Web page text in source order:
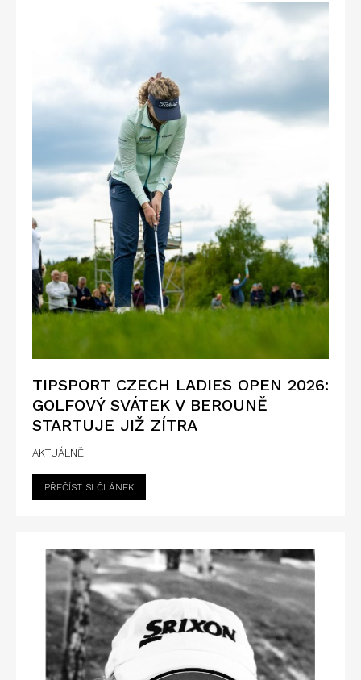
TIPSPORT CZECH LADIES OPEN 2026:
GOLFOVÝ SVÁTEK V BEROUNĚ
STARTUJE JIŽ ZÍTRA
AKTUÁLNĚ
PŘEČÍST SI ČLÁNEK